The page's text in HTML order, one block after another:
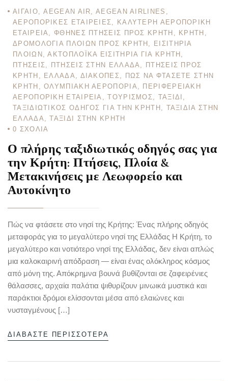
ΑΙΓΑΊΟ,AEGEAN AIR,AEGEAN AIRLINES ,
ΑΕΡΟΠΟΡΙΚΈΣ ΕΤΑΙΡΕΊΕΣ,
ΚΑΛΎΤΕΡΗ ΑΕΡΟΠΟΡΙΚΉ
ΕΤΑΙΡΕΊΑ,ΦΘΗΝΈΣ ΠΤΉΣΕΙΣ ΠΡΟΣ ΚΡΉΤΗ , ΚΡΉΤΗ ,
ΔΡΟΜΟΛΌΓΙΑ ΠΛΟΊΩΝ ΠΡΟΣ ΚΡΉΤΗ ,
ΕΙΣΙΤΉΡΙΑ
ΠΛΟΊΩΝ ,ΑΚΤΟΠΛΟΪΚΆ ΕΙΣΙΤΉΡΙΑ ΓΙΑ ΚΡΉΤΗ ,
ΠΤΉΣΕΙΣ, ΠΤΉΣΕΙΣ ΣΤΗΝ ΕΛΛΆΔΑ,
ΠΤΉΣΕΙΣ ΠΡΟΣ
ΚΡΉΤΗ , ΕΛΛΆΔΑ, ΔΙΑΚΟΠΈΣ,
ΠΏΣ ΝΑ ΦΤΆΣΕΤΕ ΣΤΗΝ
ΚΡΉΤΗ ,ΟΛΥΜΠΙΑΚΉ ΑΕΡΟΠΟΡΊΑ, ΠΕΡΙΦΕΡΕΙΑΚΉ
ΑΕΡΟΠΟΡΙΚΉ ΕΤΑΙΡΕΊΑ ,ΤΟΥΡΙΣΜΌΣ, ΤΑΞΊΔΙ ,
ΤΑΞΙΔΙΩΤΙΚΌΣ ΟΔΗΓΌΣ ΓΙΑ ΤΗΝ ΚΡΉΤΗ , ΤΑΞΊΔΙΑ ΣΤΗΝ
ΕΛΛΆΔΑ,ΤΑΞΊΔΙ ΣΤΗΝ ΚΡΉΤΗ
0 ΣΧΌΛΙΑ
Ο πλήρης ταξιδιωτικός οδηγός σας για
την Κρήτη: Πτήσεις, Πλοία &
Μετακινήσεις με Λεωφορείο και
Αυτοκίνητο
Πώς να φτάσετε στο νησί της Κρήτης: Ένας πλήρης οδηγός
μεταφοράς για το μεγαλύτερο νησί της Ελλάδας Η Κρήτη, το
μεγαλύτερο και νοτιότερο νησί της Ελλάδας, δεν είναι απλώς
μια καλοκαιρινή απόδραση — είναι ένας ολόκληρος κόσμος
από μόνη της. Απόκρημνα βουνά βυθίζονται σε ζαφειρένιες
θάλασσες, αρχαία παλάτια ψιθυρίζουν μινωικά μυστικά και
παράκτιοι δρόμοι ελίσσονται μέσα από ελαιώνες και
νυσταγμένους […]
ΔΙΑΒΆΣΤΕ ΠΕΡΙΣΣΌΤΕΡΑ